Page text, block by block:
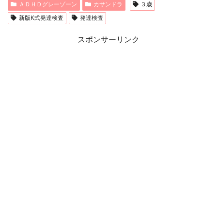
ＡＤＨＤグレーゾーン カサンドラ
３歳
新版K式発達検査
発達検査
スポンサーリンク